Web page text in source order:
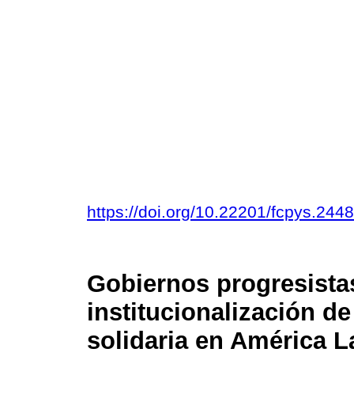
https://doi.org/10.22201/
Gobiernos
institucionalización
solidaria en América